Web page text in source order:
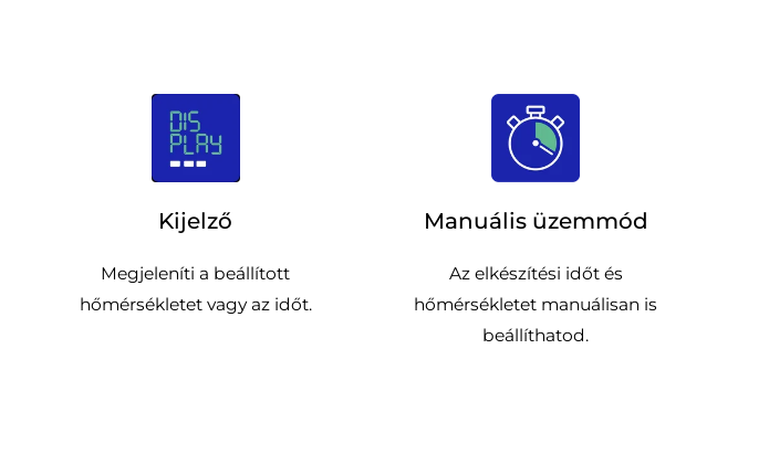
Kijelző
Megjeleníti a beállított
hőmérsékletet vagy az időt.
Manuális üzemmód
Az elkészítési időt és
hőmérsékletet manuálisan is
beállíthatod.